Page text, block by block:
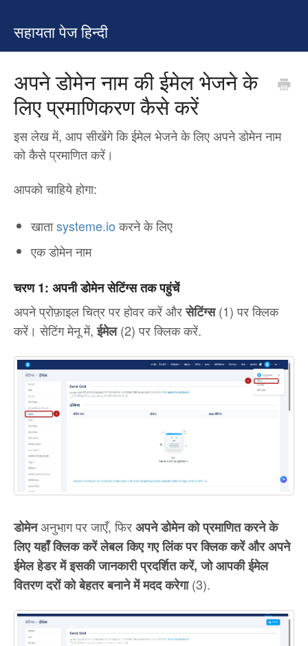
सहायता पेज हिन्दी
अपने डोमेन नाम की ईमेल भेजने के
लिए प्रमाणिकरण कैसे करें
इस लेख में, आप सीखेंगे कि ईमेल भेजने के लिए अपने डोमेन नाम
को कैसे प्रमाणित करें।
आपको चाहिये होगा:
खाताsysteme.ioकरने के लिए
एक डोमेन नाम
चरण 1: अपनी डोमेन सेटिंग्स तक पहुंचें
अपने प्रोफ़ाइल चित्र पर होवर करें औरसेटिंग्स(1) पर क्लिक
करें। सेटिंग मेनू में,ईमेल(2) पर क्लिक करें.
डोमेनअनुभाग पर जाएँ, फिरअपने डोमेन को प्रमाणित करने के
लिए यहाँ क्लिक करें लेबल किए गए लिंक पर क्लिक करें और अपने
ईमेल हेडर में इसकी जानकारी प्रदर्शित करें, जो आपकी ईमेल
वितरण दरों को बेहतर बनाने में मदद करेगा(3).